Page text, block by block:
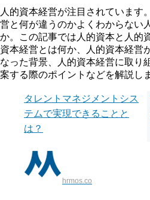
人的資本経営が注目されています
営と何が違うのかよくわからない
か。この記事では人的資本と人的
資本経営とは何か、人的資本経営
なった背景、人的資本経営に取り
案する際のポイントなどを解説し
タレントマネジメントシス
テムで実現できることと
は？
hrmos.co